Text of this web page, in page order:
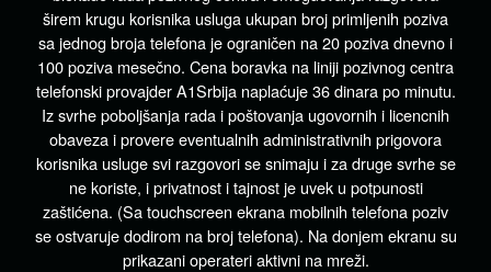
širem krugu korisnika usluga ukupan broj primljenih poziva
sa jednog broja telefona je ograničen na 20 poziva dnevno i
100 poziva mesečno. Cena boravka na liniji pozivnog centra
telefonski provajder A1Srbija naplaćuje 36 dinara po minutu.
Iz svrhe poboljšanja rada i poštovanja ugovornih i licencnih
obaveza i provere eventualnih administrativnih prigovora
korisnika usluge svi razgovori se snimaju i za druge svrhe se
ne koriste, i privatnost i tajnost je uvek u potpunosti
zaštićena. (Sa touchscreen ekrana mobilnih telefona poziv
se ostvaruje dodirom na broj telefona). Na donjem ekranu su
prikazani operateri aktivni na mreži.